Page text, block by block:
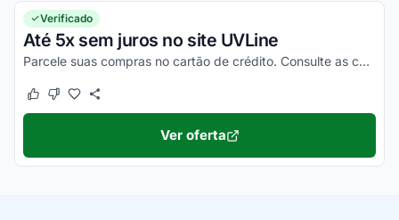
Verificado
Até 5x sem juros no site UVLine
Parcele suas compras no cartão de crédito. Consulte as condições na loja virtual.
Este cupom funcionou
Este cupom não funcionou
Ver oferta